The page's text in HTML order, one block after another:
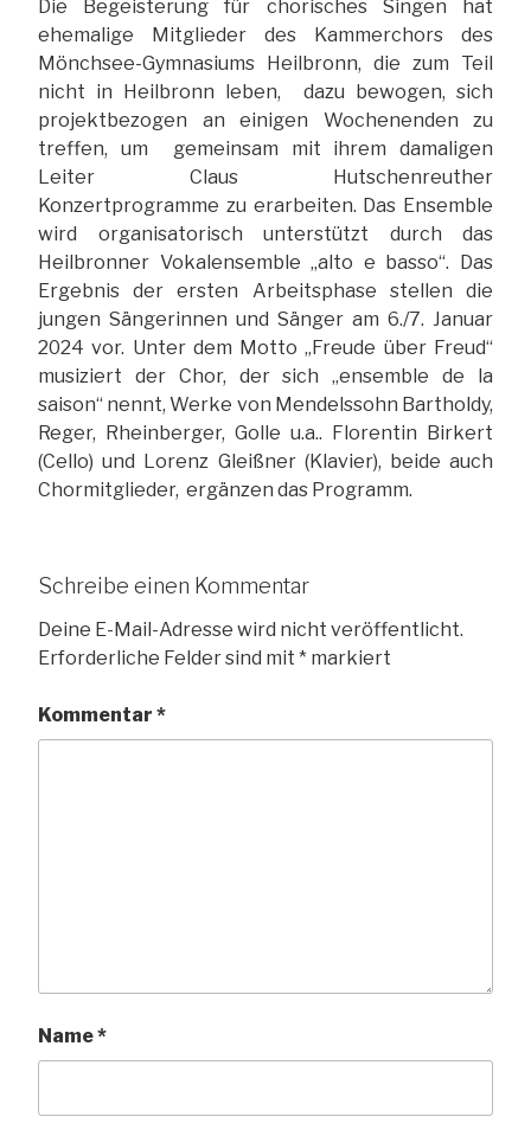
Die Begeisterung für chorisches Singen hat
ehemalige Mitglieder des Kammerchors des
Mönchsee-Gymnasiums Heilbronn, die zum Teil
nicht in Heilbronn leben, dazu bewogen, sich
projektbezogen an einigen Wochenenden zu
treffen, um gemeinsam mit ihrem damaligen
Leiter Claus Hutschenreuther
Konzertprogramme zu erarbeiten. Das Ensemble
wird organisatorisch unterstützt durch das
Heilbronner Vokalensemble „alto e basso“. Das
Ergebnis der ersten Arbeitsphase stellen die
jungen Sängerinnen und Sänger am 6./7. Januar
2024 vor. Unter dem Motto „Freude über Freud“
musiziert der Chor, der sich „ensemble de la
saison“ nennt, Werke von Mendelssohn Bartholdy,
Reger, Rheinberger, Golle u.a.. Florentin Birkert
(Cello) und Lorenz Gleißner (Klavier), beide auch
Chormitglieder, ergänzen das Programm.
Schreibe einen Kommentar
Deine E-Mail-Adresse wird nicht veröffentlicht.
Erforderliche Felder sind mit * markiert
Kommentar *
Name*